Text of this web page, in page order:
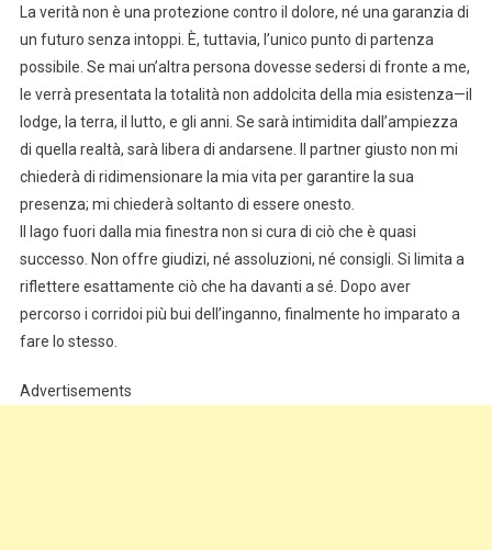
La verità non è una protezione contro il dolore, né una garanzia di
un futuro senza intoppi. È, tuttavia, l’unico punto di partenza
possibile. Se mai un’altra persona dovesse sedersi di fronte a me,
le verrà presentata la totalità non addolcita della mia esistenza—il
lodge, la terra, il lutto, e gli anni. Se sarà intimidita dall’ampiezza
di quella realtà, sarà libera di andarsene. Il partner giusto non mi
chiederà di ridimensionare la mia vita per garantire la sua
presenza; mi chiederà soltanto di essere onesto.
Il lago fuori dalla mia finestra non si cura di ciò che è quasi
successo. Non offre giudizi, né assoluzioni, né consigli. Si limita a
riflettere esattamente ciò che ha davanti a sé. Dopo aver
percorso i corridoi più bui dell’inganno, finalmente ho imparato a
fare lo stesso.
Advertisements